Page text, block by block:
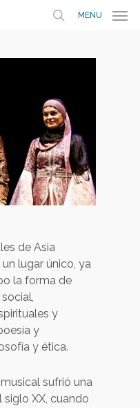
MENU
de Asia
lugar único, ya
la forma de
y
y
y ética.
sufrió una
XX, cuando